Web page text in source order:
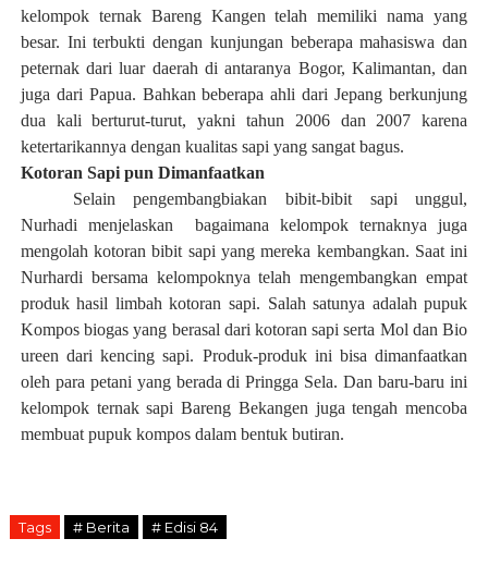
kelompok ternak Bareng Kangen telah memiliki nama yang
besar. Ini terbukti dengan kunjungan beberapa mahasiswa dan
peternak dari luar daerah di antaranya Bogor, Kalimantan, dan
juga dari Papua. Bahkan beberapa ahli dari Jepang berkunjung
dua kali berturut-turut, yakni tahun 2006 dan 2007 karena
ketertarikannya dengan kualitas sapi yang sangat bagus.
Kotoran Sapi pun Dimanfaatkan
Selain pengembangbiakan bibit-bibit sapi unggul,
Nurhadi menjelaskan bagaimana kelompok ternaknya juga
mengolah kotoran bibit sapi yang mereka kembangkan. Saat ini
Nurhardi bersama kelompoknya telah mengembangkan empat
produk hasil limbah kotoran sapi. Salah satunya adalah pupuk
Kompos biogas yang berasal dari kotoran sapi serta Mol dan Bio
ureen dari kencing sapi. Produk-produk ini bisa dimanfaatkan
oleh para petani yang berada di Pringga Sela. Dan baru-baru ini
kelompok ternak sapi Bareng Bekangen juga tengah mencoba
membuat pupuk kompos dalam bentuk butiran.
Tags # Berita # Edisi 84